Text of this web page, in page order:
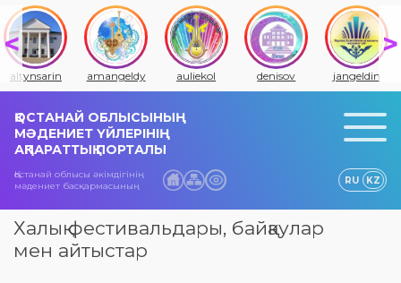
altynsarin amangeldy auliekol denisov jangeldin
ҚОСТАНАЙ ОБЛЫСЫНЫҢ
МӘДЕНИЕТ ҮЙЛЕРІНІҢ
АҚПАРАТТЫҚ ПОРТАЛЫ
Қостанай облысы әкімдігінің
мәдениет басқармасының
RU KZ
Халық фестивальдары, байқаулар
мен айтыстар